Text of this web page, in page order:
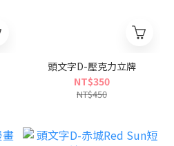
頭文字D-壓克力立牌
NT$350
NT$450